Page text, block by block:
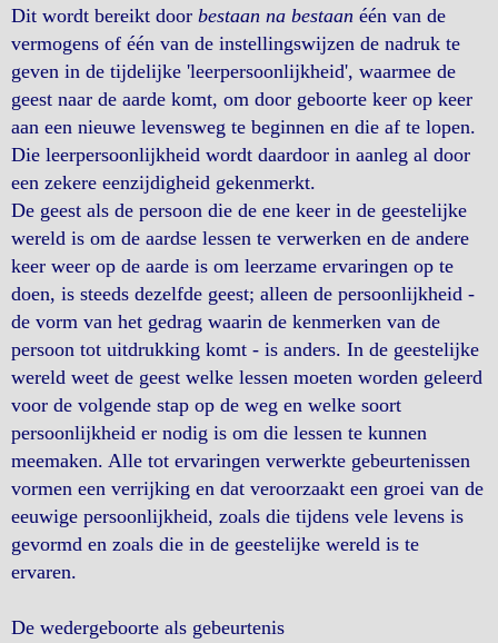
Dit wordt bereikt door bestaan na bestaan één van de
vermogens of één van de instellingswijzen de nadruk te
geven in de tijdelijke 'leerpersoonlijkheid', waarmee de
geest naar de aarde komt, om door geboorte keer op keer
aan een nieuwe levensweg te beginnen en die af te lopen.
Die leerpersoonlijkheid wordt daardoor in aanleg al door
een zekere eenzijdigheid gekenmerkt.
De geest als de persoon die de ene keer in de geestelijke
wereld is om de aardse lessen te verwerken en de andere
keer weer op de aarde is om leerzame ervaringen op te
doen, is steeds dezelfde geest; alleen de persoonlijkheid -
de vorm van het gedrag waarin de kenmerken van de
persoon tot uitdrukking komt - is anders. In de geestelijke
wereld weet de geest welke lessen moeten worden geleerd
voor de volgende stap op de weg en welke soort
persoonlijkheid er nodig is om die lessen te kunnen
meemaken. Alle tot ervaringen verwerkte gebeurtenissen
vormen een verrijking en dat veroorzaakt een groei van de
eeuwige persoonlijkheid, zoals die tijdens vele levens is
gevormd en zoals die in de geestelijke wereld is te
ervaren.
De wedergeboorte als gebeurtenis